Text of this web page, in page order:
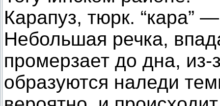
Карапуз, тюрк. “кара”
Небольшая речка,
промерзает до дна, из-
образуются наледи